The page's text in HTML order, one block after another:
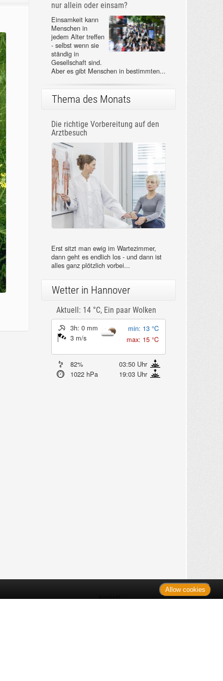
nur allein oder einsam?
Einsamkeit kann
Menschen in
jedem Alter treffen
- selbst wenn sie
ständig in
Gesellschaft sind.
Aber es gibt Menschen in bestimmten...
Thema des Monats
Die richtige Vorbereitung auf den
Arztbesuch
Erst sitzt man ewig im Wartezimmer,
dann geht es endlich los - und dann ist
alles ganz plötzlich vorbei...
Wetter in Hannover
Aktuell: 14 °C, Ein paar Wolken
3h: 0 mm
3 m/s
min: 13 °C
max: 15 °C
82%
03:50 Uhr
1022 hPa
19:03 Uhr
Kontakt
Allow cookies